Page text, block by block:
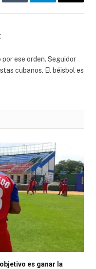
Tumblr TelegramEmail
ese orden. Seguidor
cubanos. El béisbol es
es ganar la